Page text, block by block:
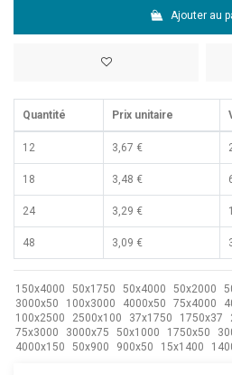
Ajouter au
Quantité Prix unitaire
12 3,67 €
18 3,48 €
24 3,29 €
48 3,09 €
150x4000 50x1750 50x4000 50x2000
3000x50
100x3000 4000x50 75x4000
100x2500
2500x100 37x1750 1750x37
75x3000
3000x75 50x1000 1750x50
4000x150
50x900 900x50 15x1400